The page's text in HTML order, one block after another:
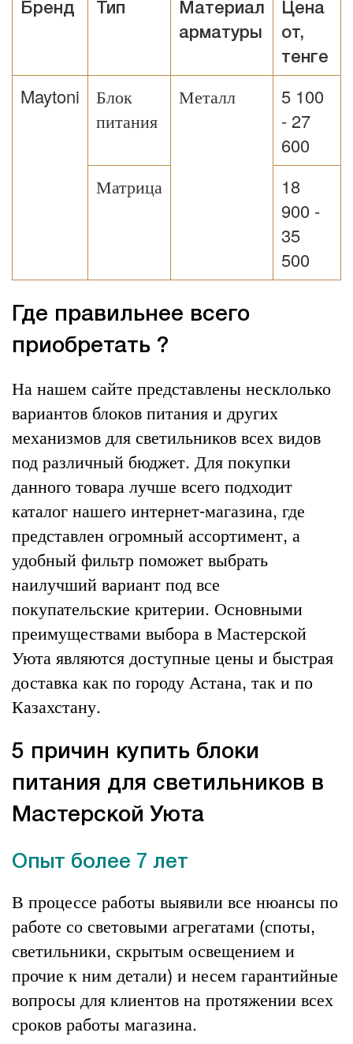
Бренд Тип
Материал
арматуры
Цена
от,
тенге
Maytoni
Блок
питания
Металл
5 100
- 27
600
Матрица
18
900 -
35
500
Где правильнее всего
приобретать ?
На нашем сайте представлены несклолько
вариантов блоков питания и других
механизмов для светильников всех видов
под различный бюджет. Для покупки
данного товара лучше всего подходит
каталог нашего интернет-магазина, где
представлен огромный ассортимент, а
удобный фильтр поможет выбрать
наилучший вариант под все
покупательские критерии. Основными
преимуществами выбора в Мастерской
Уюта являются доступные цены и быстрая
доставка как по городу Астана, так и по
Казахстану.
5 причин купить блоки
питания для светильников в
Мастерской Уюта
Опыт более 7 лет
В процессе работы выявили все нюансы по
работе со световыми агрегатами (споты,
светильники, скрытым освещением и
прочие к ним детали) и несем гарантийные
вопросы для клиентов на протяжении всех
сроков работы магазина.